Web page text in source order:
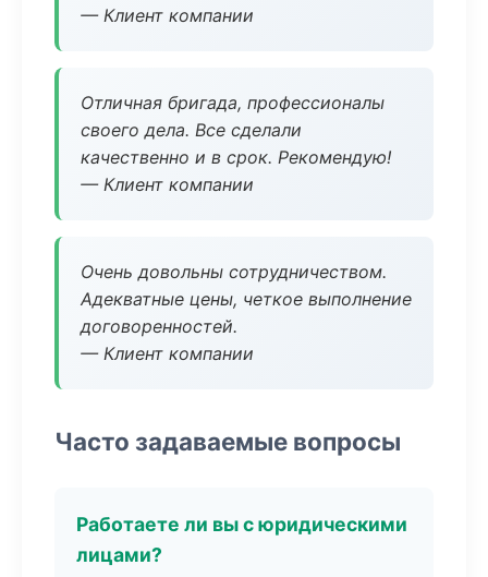
— Клиент компании
Отличная бригада, профессионалы
своего дела. Все сделали
качественно и в срок. Рекомендую!
— Клиент компании
Очень довольны сотрудничеством.
Адекватные цены, четкое выполнение
договоренностей.
— Клиент компании
Часто задаваемые вопросы
Работаете ли вы с юридическими
лицами?